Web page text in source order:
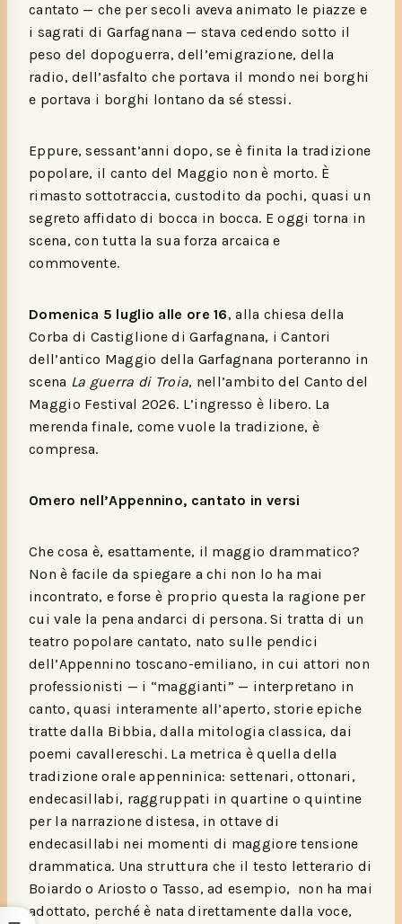
cantato — che per secoli aveva animato le piazze e
i sagrati di Garfagnana — stava cedendo sotto il
peso del dopoguerra, dell’emigrazione, della
radio, dell’asfalto che portava il mondo nei borghi
e portava i borghi lontano da sé stessi.
Eppure, sessant’anni dopo, se è finita la tradizione
popolare, il canto del Maggio non è morto. È
rimasto sottotraccia, custodito da pochi, quasi un
segreto affidato di bocca in bocca. E oggi torna in
scena, con tutta la sua forza arcaica e
commovente.
Domenica 5 luglio alle ore 16, alla chiesa della
Corba di Castiglione di Garfagnana, i Cantori
dell’antico Maggio della Garfagnana porteranno in
scena La guerra di Troia, nell’ambito del Canto del
Maggio Festival 2026. L’ingresso è libero. La
merenda finale, come vuole la tradizione, è
compresa.
Omero nell’Appennino, cantato in versi
Che cosa è, esattamente, il maggio drammatico?
Non è facile da spiegare a chi non lo ha mai
incontrato, e forse è proprio questa la ragione per
cui vale la pena andarci di persona. Si tratta di un
teatro popolare cantato, nato sulle pendici
dell’Appennino toscano-emiliano, in cui attori non
professionisti — i “maggianti” — interpretano in
canto, quasi interamente all’aperto, storie epiche
tratte dalla Bibbia, dalla mitologia classica, dai
poemi cavallereschi. La metrica è quella della
tradizione orale appenninica: settenari, ottonari,
endecasillabi, raggruppati in quartine o quintine
per la narrazione distesa, in ottave di
endecasillabi nei momenti di maggiore tensione
drammatica. Una struttura che il testo letterario di
Boiardo o Ariosto o Tasso, ad esempio, non ha mai
adottato, perché è nata direttamente dalla voce,